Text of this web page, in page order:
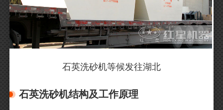
石英洗砂机等候发往湖北
石英洗砂机结构及工作原理